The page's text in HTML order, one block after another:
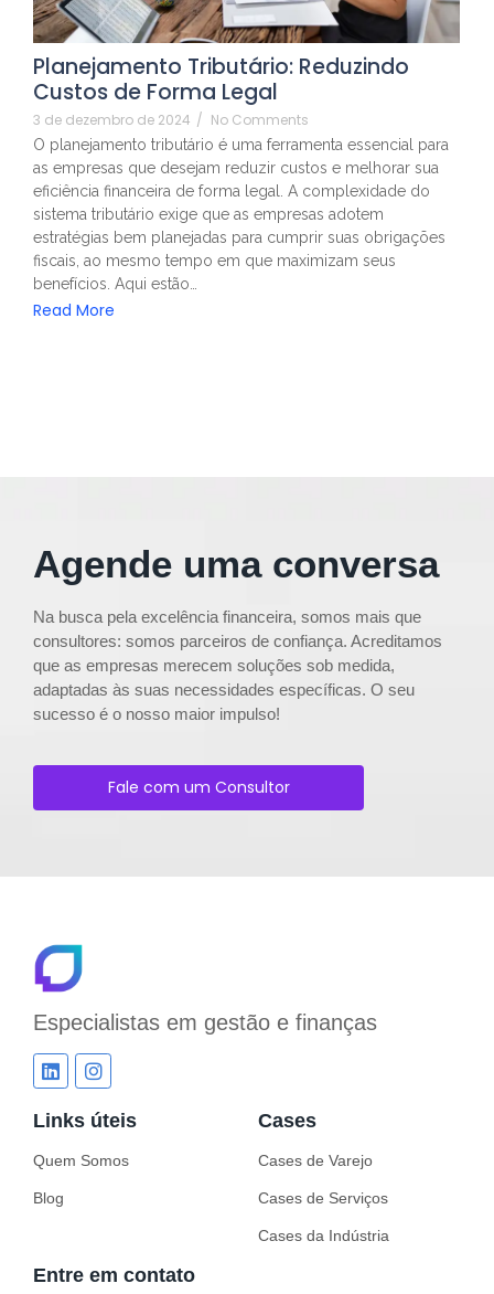
Planejamento Tributário: Reduzindo
Custos de Forma Legal
3 de dezembro de 2024 / No Comments
O planejamento tributário é uma ferramenta essencial para
as empresas que desejam reduzir custos e melhorar sua
eficiência financeira de forma legal. A complexidade do
sistema tributário exige que as empresas adotem
estratégias bem planejadas para cumprir suas obrigações
fiscais, ao mesmo tempo em que maximizam seus
benefícios. Aqui estão…
Read More
Agende uma conversa
Na busca pela excelência financeira, somos mais que
consultores: somos parceiros de confiança. Acreditamos
que as empresas merecem soluções sob medida,
adaptadas às suas necessidades específicas. O seu
sucesso é o nosso maior impulso!
Fale com um Consultor
Especialistas em gestão e finanças
Links úteis
Quem Somos
Blog
Cases
Cases de Varejo
Cases de Serviços
Cases da Indústria
Entre em contato